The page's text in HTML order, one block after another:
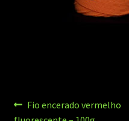
Navegação
Post
Fio encerado vermelho